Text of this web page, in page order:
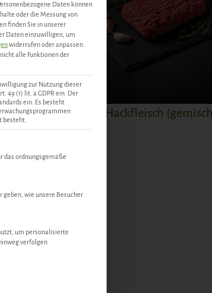
Wild Hackfleisch
Daten können
oder die Messung von
finden Sie in unserer
Daten einzuwilligen, um
widerrufen oder anpassen.
alle Funktionen der
zur Nutzung dieser
49 (1) lit. a GDPR ein. Der
ein. Es besteht
besteht.
erteilt werden kann. Die erste Service-
das ordnungsgemäße
wie unsere Besucher
um personalisierte
verfolgen.